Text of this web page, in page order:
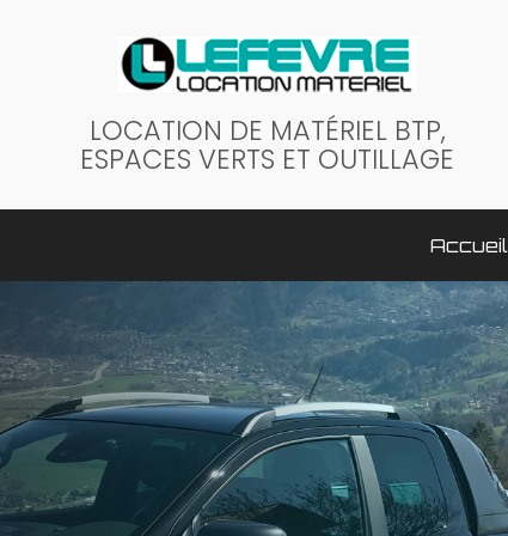
LOCATION DE MATÉRIEL BTP,
ESPACES VERTS ET OUTILLAGE
Accueil